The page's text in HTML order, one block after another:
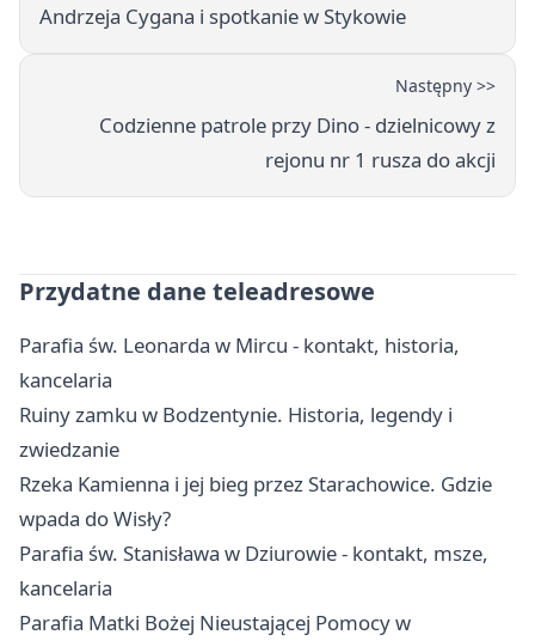
Andrzeja Cygana i spotkanie w Stykowie
Następny >>
Codzienne patrole przy Dino - dzielnicowy z
rejonu nr 1 rusza do akcji
Przydatne dane teleadresowe
Parafia św. Leonarda w Mircu - kontakt, historia,
kancelaria
Ruiny zamku w Bodzentynie. Historia, legendy i
zwiedzanie
Rzeka Kamienna i jej bieg przez Starachowice. Gdzie
wpada do Wisły?
Parafia św. Stanisława w Dziurowie - kontakt, msze,
kancelaria
Parafia Matki Bożej Nieustającej Pomocy w